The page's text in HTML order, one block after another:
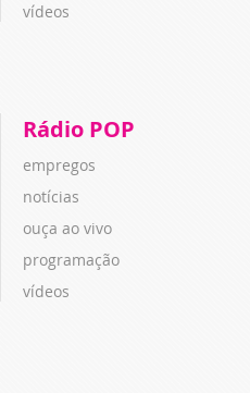
vídeos
Rádio POP
empregos
notícias
ouça ao vivo
programação
vídeos